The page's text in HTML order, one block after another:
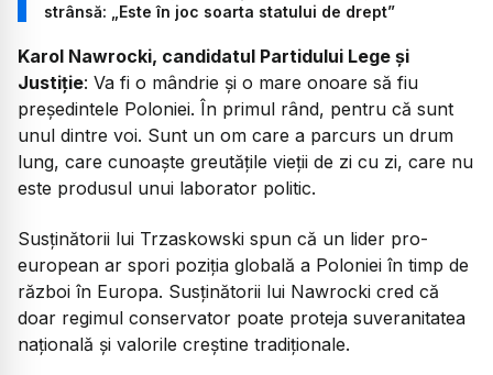
strânsă: „Este în joc soarta statului de drept”
Karol Nawrocki, candidatul Partidului Lege și
Justiție: Va fi o mândrie și o mare onoare să fiu
președintele Poloniei. În primul rând, pentru că sunt
unul dintre voi. Sunt un om care a parcurs un drum
lung, care cunoaște greutățile vieții de zi cu zi, care nu
este produsul unui laborator politic.
Susținătorii lui Trzaskowski spun că un lider pro-
european ar spori poziția globală a Poloniei în timp de
război în Europa. Susținătorii lui Nawrocki cred că
doar regimul conservator poate proteja suveranitatea
națională și valorile creștine tradiționale.